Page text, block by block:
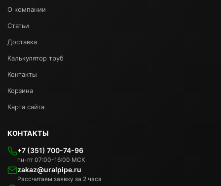
О компании
Статьи
Доставка
Калькулятор труб
Контакты
Корзина
Карта сайта
КОНТАКТЫ
+7 (351) 700-74-96
пн-пт 07:00-16:00 МСК
zakaz@uralpipe.ru
Рассчитаем заявку за 2 часа